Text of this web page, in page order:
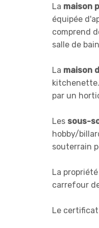
La maison
équipée
comprend
salle de
La maison
par un
Les sous-
hobby/
souterrain
La
carrefour
Le